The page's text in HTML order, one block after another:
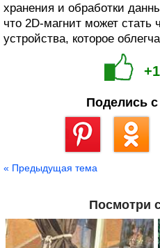
хранения и обработки
что 2D-магнит может стать
устройства, которое
Поделись
« Предыдущая тема
Посмотри